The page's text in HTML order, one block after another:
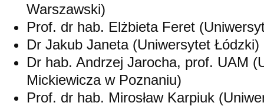
Warszawski)
Prof. dr hab. Elżbieta Feret
Dr Jakub Janeta (Uniwersytet Łódzki)
Dr hab. Andrzej Jarocha, prof. UAM
Mickiewicza w Poznaniu)
Prof. dr hab. Mirosław Karpiuk